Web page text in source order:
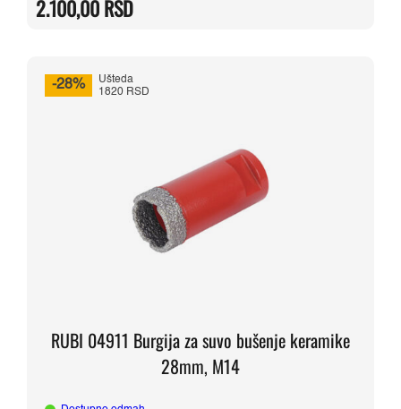
bila:
2.470,00 RSD.
2.100,00RSD
2.100,00 RSD.
-28%
Ušteda
1820 RSD
RUBI 04911 Burgija za suvo bušenje keramike
28mm, M14